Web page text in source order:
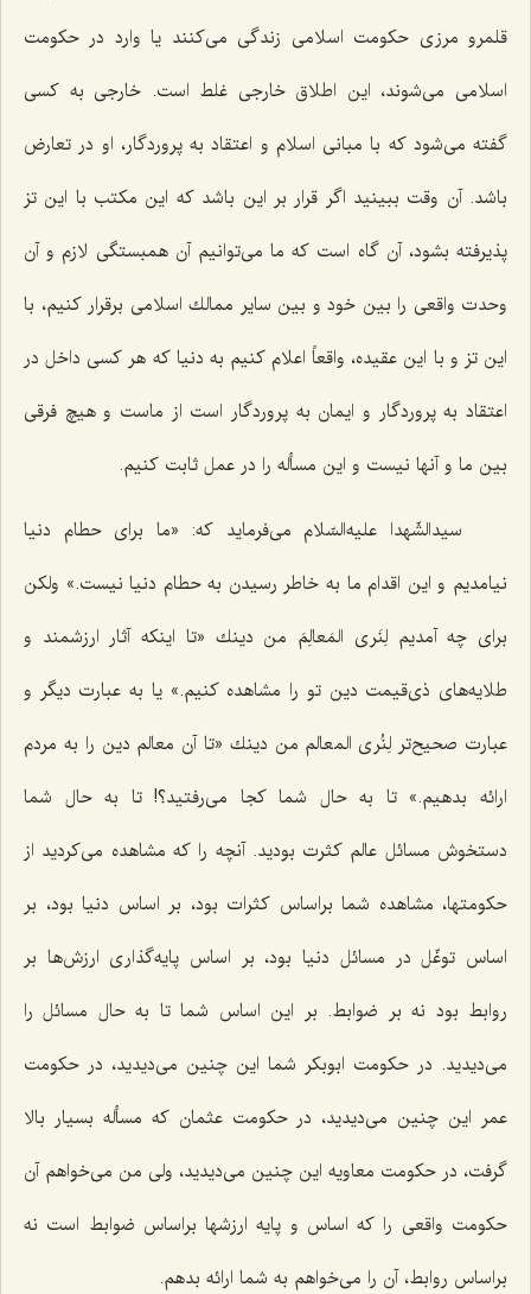
قلمرو مرزی حكومت اسلامی زندگی می‌كنند یا وارد در حكومت
اسلامی می‌شوند، این اطلاق خارجی غلط است. خارجی به كسی
گفته می‌شود كه با مبانی اسلام و اعتقاد به پروردگار، او در تعارض
باشد. آن وقت ببینید اگر قرار بر این باشد كه این مكتب با این تز
پذیرفته بشود، آن گاه است كه ما می‌توانیم آن همبستگی لازم و آن
وحدت واقعی را بین خود و بین سایر ممالك اسلامی برقرار كنیم، با
این تز و با این عقیده، واقعاً اعلام كنیم به دنیا كه هر كسی داخل در
اعتقاد به پروردگار و ایمان به پروردگار است از ماست و هیچ فرقی
بین ما و آنها نیست و این مسأله را در عمل ثابت كنیم.
سیدالشّهدا علیه‌السّلام می‌فرماید كه: «ما برای حطام دنیا
نیامدیم و این اقدام ما به خاطر رسیدن به حطام دنیا نیست.» ولكن
برای چه آمدیم لِنَری المَعالِمَ من دینك «تا اینكه آثار ارزشمند و
طلایه‌های ذی‌قیمت دین تو را مشاهده كنیم.» یا به عبارت دیگر و
عبارت صحیح‌تر لِنُری المعالم من دینك «تا آن معالم دین را به مردم
ارائه بدهیم.» تا به حال شما كجا می‌رفتید؟! تا به حال شما
دستخوش مسائل عالم كثرت بودید. آنچه را كه مشاهده می‌كردید از
حكومتها، مشاهده شما براساس كثرات بود، بر اساس دنیا بود، بر
اساس توغّل در مسائل دنیا بود، بر اساس پایه‌گذاری ارزش‌ها بر
روابط بود نه بر ضوابط. بر این اساس شما تا به حال مسائل را
می‌دیدید. در حكومت ابوبكر شما این چنین می‌دیدید، در حكومت
عمر این چنین می‌دیدید، در حكومت عثمان كه مسأله بسیار بالا
گرفت، در حكومت معاویه این چنین می‌دیدید، ولی من می‌خواهم آن
حكومت واقعی را كه اساس و پایه ارزشها براساس ضوابط است نه
براساس روابط، آن را می‌خواهم به شما ارائه بدهم.